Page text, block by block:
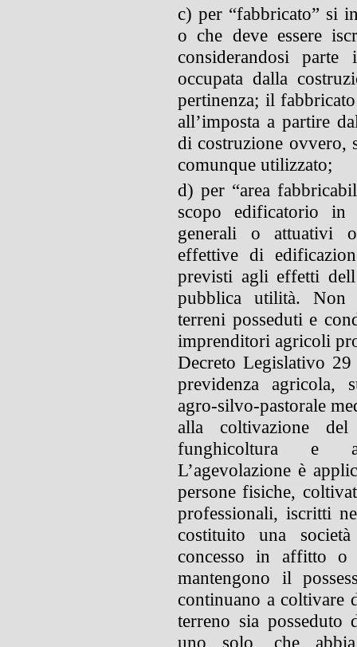
c) per “fabbricato” si
o che deve essere
considerandosi parte
occupata dalla
pertinenza; il
all’imposta a partire
di costruzione ovvero,
comunque utilizzato;
d) per “area
scopo edificatorio in
generali o attuativi
effettive di
previsti agli effetti
pubblica utilità. Non
terreni posseduti e
imprenditori agricoli
Decreto Legislativo
previdenza agricola,
agro-silvo-pastorale
alla coltivazione
funghicoltura e
L’agevolazione è
persone fisiche,
professionali, iscritti
costituito una
concesso in affitto
mantengono il
continuano a coltivare
terreno sia posseduto
uno solo, che